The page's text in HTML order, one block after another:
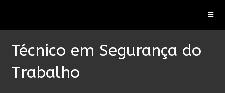
o
conteúdo
Técnico em Segurança do
Trabalho